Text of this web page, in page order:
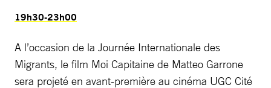
19h30-23h00
A l’occasion de la Journée Internationale des
Migrants, le film Moi Capitaine de Matteo Garrone
sera projeté en avant-première au cinéma UGC Cité